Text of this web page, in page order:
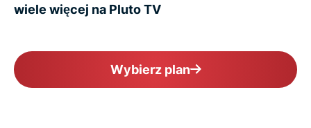
wiele więcej na Pluto TV
Wybierz plan